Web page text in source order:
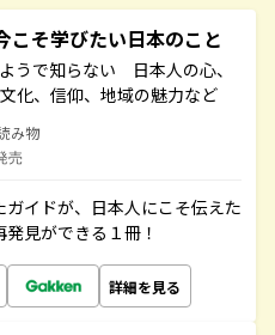
そ学びたい日本のこと
うで知らない 日本人の心、
化、信仰、地域の魅力など
み物
売
イドが、日本人にこそ伝えた
見ができる１冊！
詳細を見る